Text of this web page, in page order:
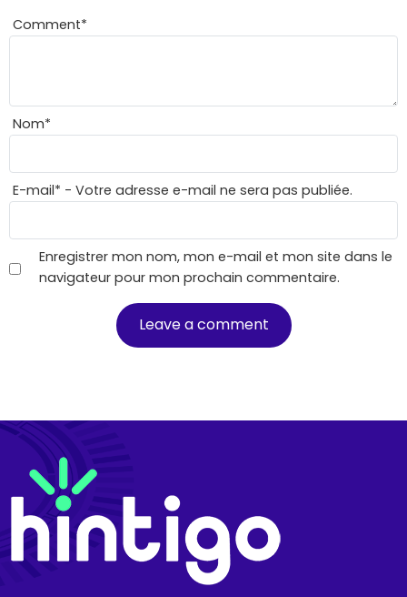
Comment*
Nom*
E-mail* - Votre adresse e-mail ne sera pas publiée.
Enregistrer mon nom, mon e-mail et mon site dans le
navigateur pour mon prochain commentaire.